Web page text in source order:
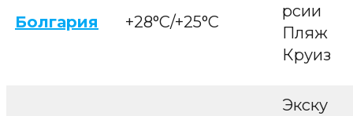
Болгария +28°C/+25°C
рсии
Пляж
Круиз
Экску